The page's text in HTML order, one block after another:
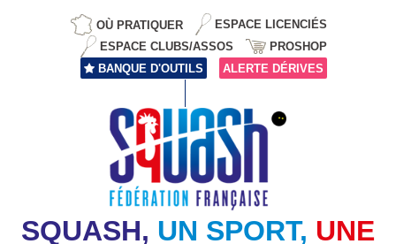
OÙ PRATIQUER
ESPACE LICENCIÉS
ESPACE CLUBS/ASSOS
PROSHOP
BANQUE D'OUTILS
ALERTE DÉRIVES
SQUASH, UN SPORT, UNE